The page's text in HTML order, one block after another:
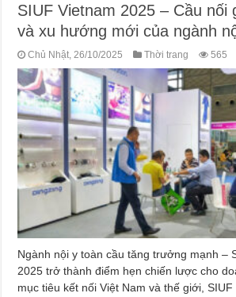
SIUF Vietnam 2025 – Cầu nối
và xu hướng mới của ngành
Chủ Nhật, 26/10/2025 Thời trang 565
Ngành nội y toàn cầu tăng trưởng mạnh –
2025 trở thành điểm hẹn chiến lược cho
mục tiêu kết nối Việt Nam và thế giới,